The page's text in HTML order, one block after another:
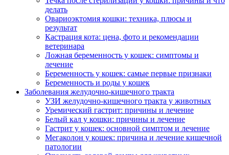
делать
Овариоэктомия кошки: техника, плюсы и
результат
Кастрация кота: цена, фото и рекомендации
ветеринара
Ложная беременность у кошек: симптомы и
лечение
Беременность у кошек: самые первые признаки
Беременность и роды у кошек
Заболевания желудочно-кишечного тракта
УЗИ желудочно-кишечного тракта у животных
Уремический гастрит: причины и лечение
Белый кал у кошки: причины и лечение
Гастрит у кошек: основной симптом и лечение
Мегаколон у кошек: причина и лечение кишечной
патологии